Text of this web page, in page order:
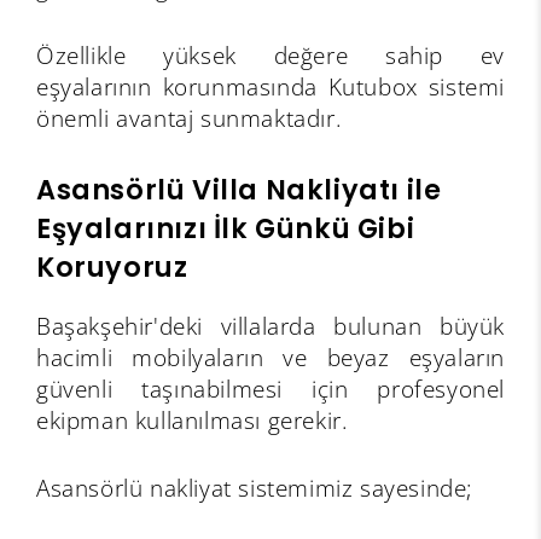
Özellikle yüksek değere sahip ev
eşyalarının korunmasında Kutubox sistemi
önemli avantaj sunmaktadır.
Asansörlü Villa Nakliyatı ile
Eşyalarınızı İlk Günkü Gibi
Koruyoruz
Başakşehir'deki villalarda bulunan büyük
hacimli mobilyaların ve beyaz eşyaların
güvenli taşınabilmesi için profesyonel
ekipman kullanılması gerekir.
Asansörlü nakliyat sistemimiz sayesinde;